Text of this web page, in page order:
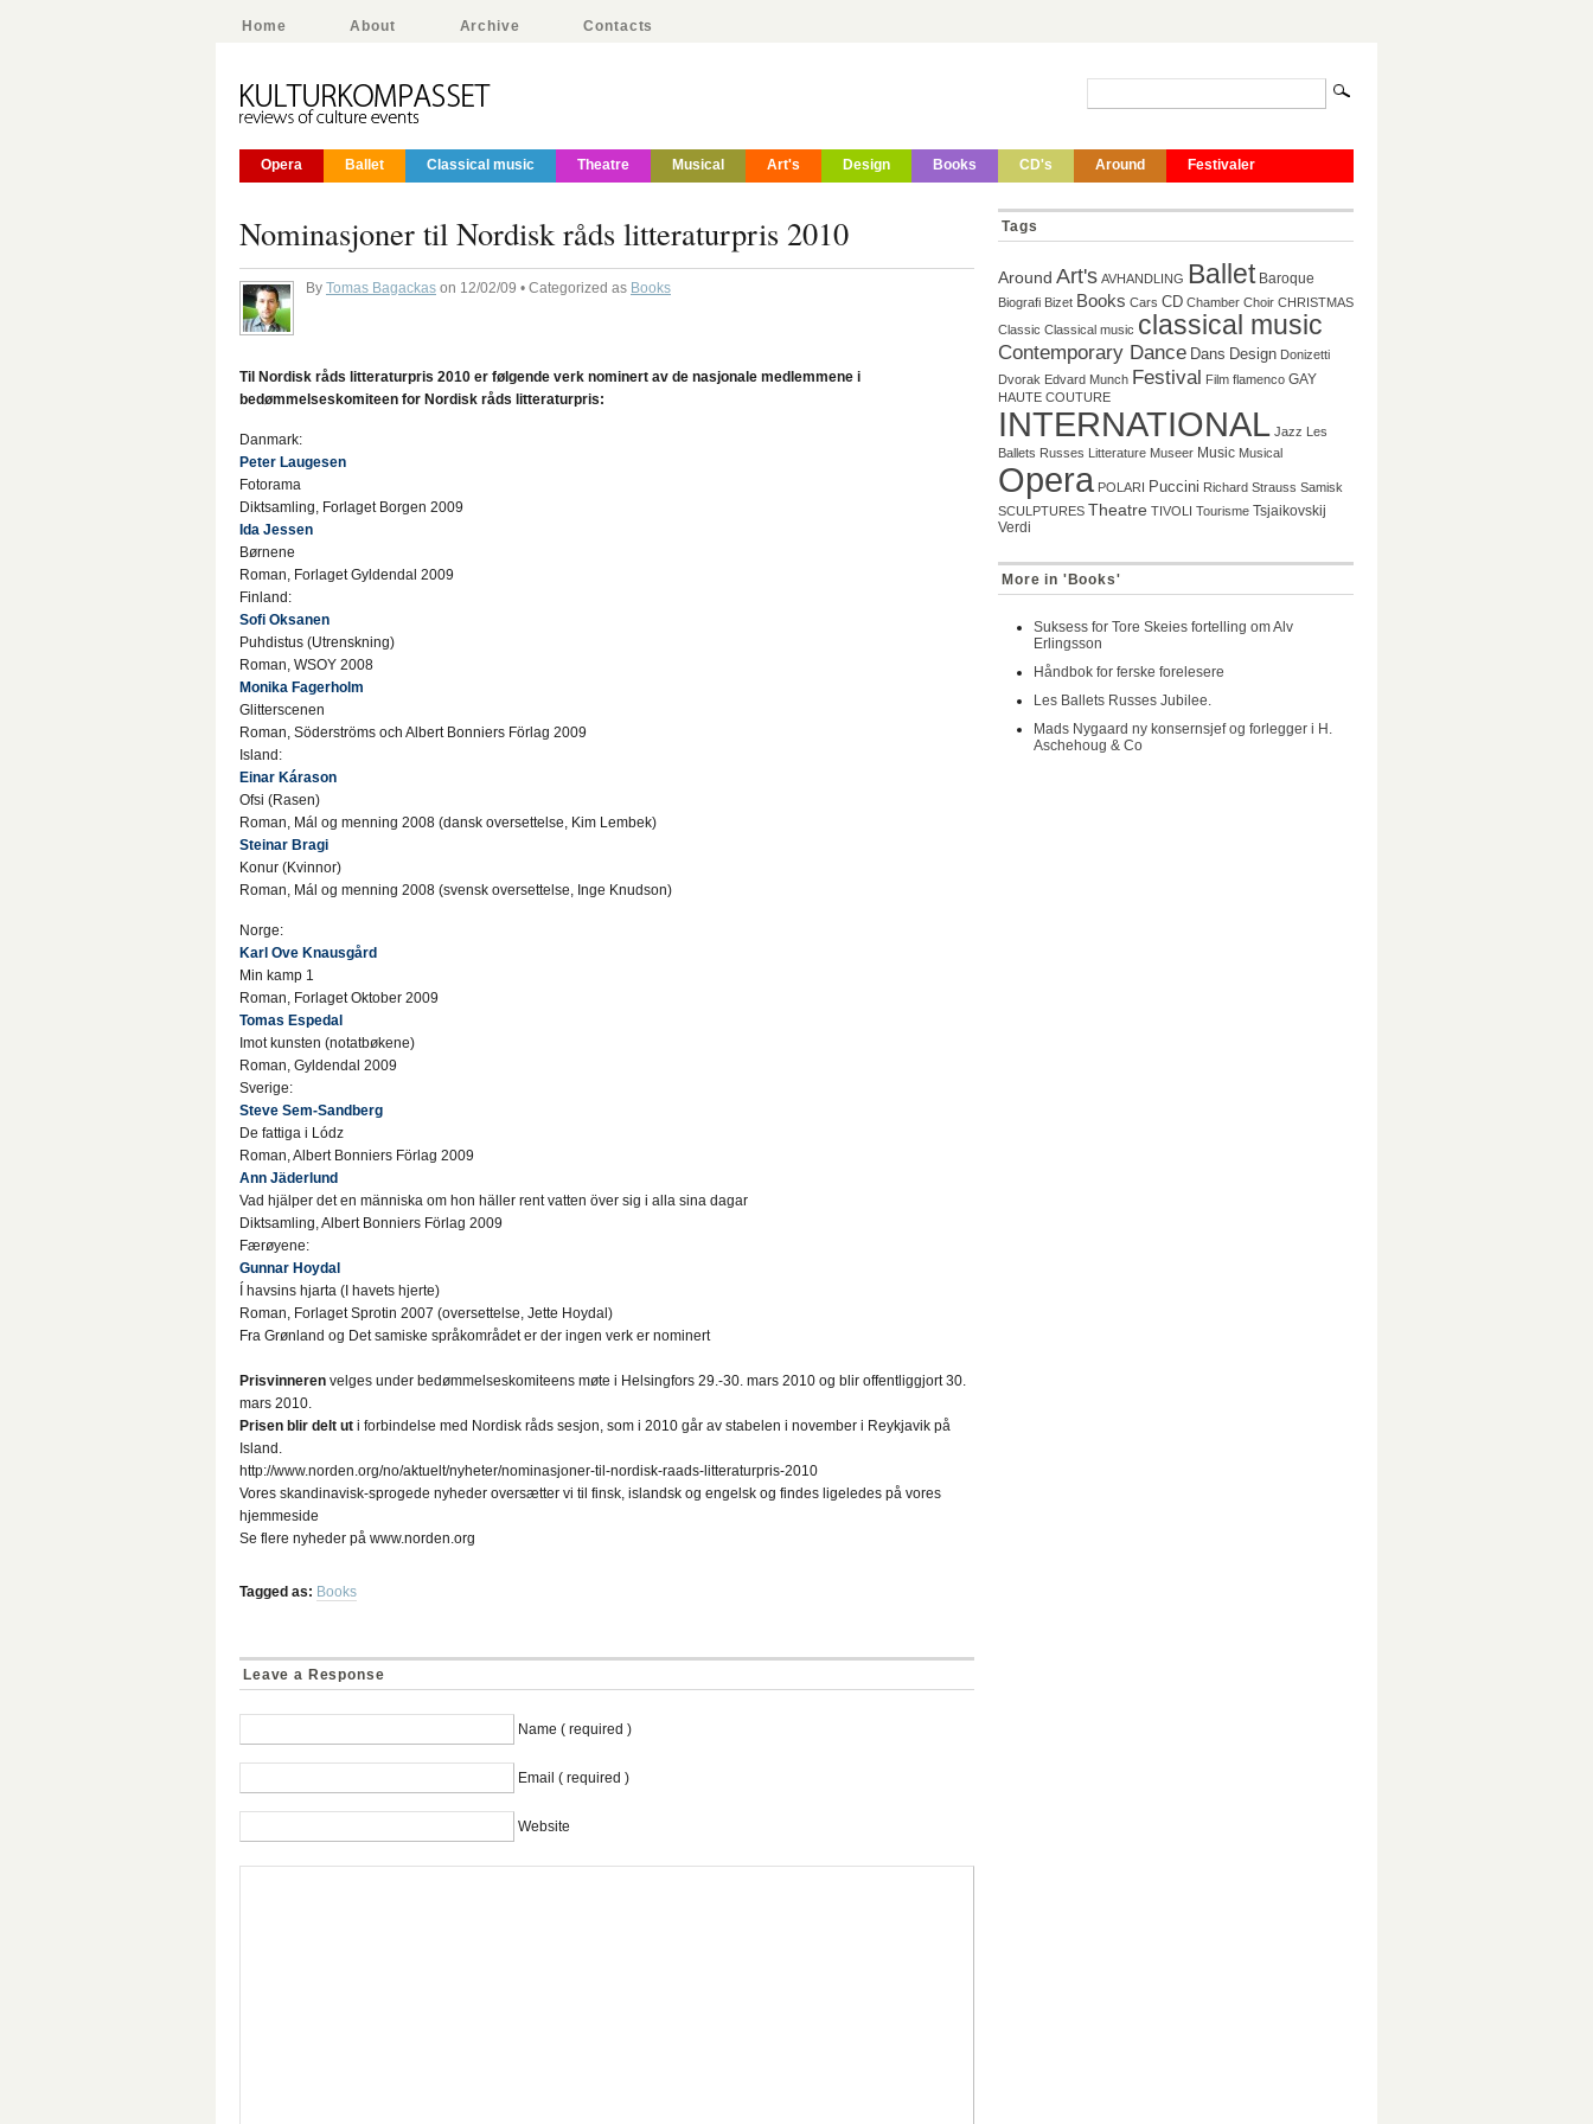
Home About Archive Contacts
Opera Ballet Classical music Theatre Musical Art's Design Books CD's Around Festivaler
Nominasjoner til Nordisk råds litteraturpris 2010
By Tomas Bagackas on 12/02/09 • Categorized as Books
Til Nordisk råds litteraturpris 2010 er følgende verk nominert av de nasjonale medlemmene i
bedømmelseskomiteen for Nordisk råds litteraturpris:
Danmark:
Peter Laugesen
Fotorama
Diktsamling, Forlaget Borgen 2009
Ida Jessen
Børnene
Roman, Forlaget Gyldendal 2009
Finland:
Sofi Oksanen
Puhdistus (Utrenskning)
Roman, WSOY 2008
Monika Fagerholm
Glitterscenen
Roman, Söderströms och Albert Bonniers Förlag 2009
Island:
Einar Kárason
Ofsi (Rasen)
Roman, Mál og menning 2008 (dansk oversettelse, Kim Lembek)
Steinar Bragi
Konur (Kvinnor)
Roman, Mál og menning 2008 (svensk oversettelse, Inge Knudson)
Norge:
Karl Ove Knausgård
Min kamp 1
Roman, Forlaget Oktober 2009
Tomas Espedal
Imot kunsten (notatbøkene)
Roman, Gyldendal 2009
Sverige:
Steve Sem-Sandberg
De fattiga i Lódz
Roman, Albert Bonniers Förlag 2009
Ann Jäderlund
Vad hjälper det en människa om hon häller rent vatten över sig i alla sina dagar
Diktsamling, Albert Bonniers Förlag 2009
Færøyene:
Gunnar Hoydal
Í havsins hjarta (I havets hjerte)
Roman, Forlaget Sprotin 2007 (oversettelse, Jette Hoydal)
Fra Grønland og Det samiske språkområdet er der ingen verk er nominert
Prisvinneren velges under bedømmelseskomiteens møte i Helsingfors 29.-30. mars 2010 og blir offentliggjort 30.
mars 2010.
Prisen blir delt ut i forbindelse med Nordisk råds sesjon, som i 2010 går av stabelen i november i Reykjavik på
Island.
http://www.norden.org/no/aktuelt/nyheter/nominasjoner-til-nordisk-raads-litteraturpris-2010
Vores skandinavisk-sprogede nyheder oversætter vi til finsk, islandsk og engelsk og findes ligeledes på vores
hjemmeside
Se flere nyheder på www.norden.org
Tagged as: Books
Leave a Response
Name ( required )
Email ( required )
Website
Tags
Around Art's AVHANDLING Ballet Baroque
Biografi Bizet Books Cars CD Chamber Choir CHRISTMAS
Classic Classical music classical music
Contemporary Dance Dans Design Donizetti
Dvorak Edvard Munch Festival Film flamenco GAY
HAUTE COUTURE
INTERNATIONAL Jazz Les
Ballets Russes Litterature Museer Music Musical
Opera POLARI Puccini Richard Strauss Samisk
SCULPTURES Theatre TIVOLI Tourisme Tsjaikovskij
Verdi
More in 'Books'
Suksess for Tore Skeies fortelling om Alv
Erlingsson
Håndbok for ferske forelesere
Les Ballets Russes Jubilee.
Mads Nygaard ny konsernsjef og forlegger i H.
Aschehoug & Co